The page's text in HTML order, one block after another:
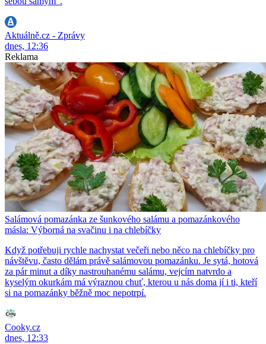
Aktuálně.cz - Zprávy
dnes, 12:36
Reklama
Salámová pomazánka ze šunkového salámu a pomazánkového
másla: Výborná na svačinu i na chlebíčky
Když potřebuji rychle nachystat večeři nebo něco na chlebíčky pro
návštěvu, často dělám právě salámovou pomazánku. Je sytá, hotová
za pár minut a díky nastrouhanému salámu, vejcím natvrdo a
kyselým okurkám má výraznou chuť, kterou u nás doma jí i ti, kteří
si na pomazánky běžně moc nepotrpí.
Cooky.cz
dnes, 12:33